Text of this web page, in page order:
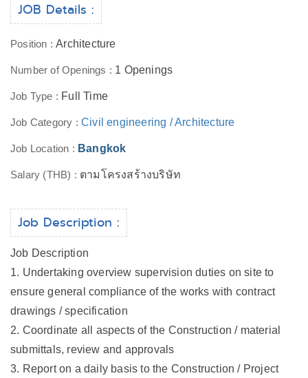
JOB Details :
Position :Architecture
Number of Openings : 1 Openings
Job Type : Full Time
Job Category : Civil engineering / Architecture
Job Location : Bangkok
Salary (THB) : ตามโครงสร้างบริษัท
Job Description :
Job Description
1. Undertaking overview supervision duties on site to
ensure general compliance of the works with contract
drawings / specification
2. Coordinate all aspects of the Construction / material
submittals, review and approvals
3. Report on a daily basis to the Construction / Project